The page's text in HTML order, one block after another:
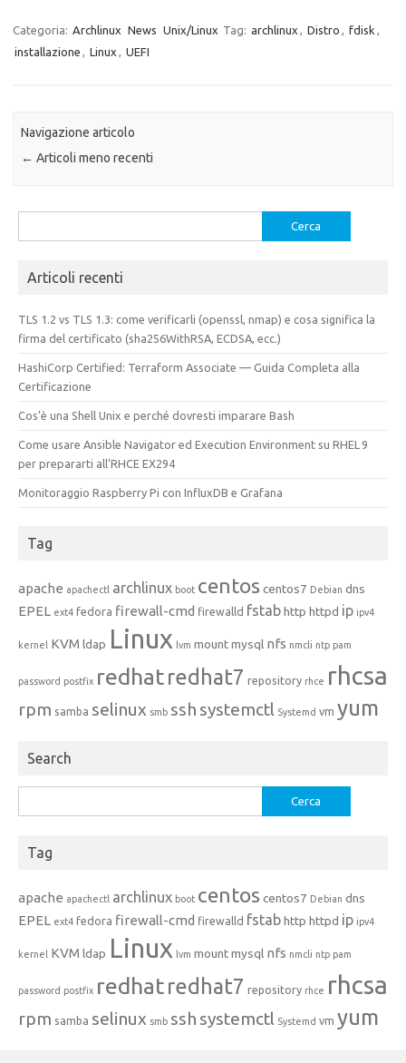
Categoria: Archlinux News Unix/Linux Tag: archlinux , Distro , fdisk ,
installazione , Linux , UEFI
Navigazione articolo
← Articoli meno recenti
per:
Articoli recenti
TLS 1.2 vs TLS 1.3: come verificarli (openssl, nmap) e cosa significa la
firma del certificato (sha256WithRSA, ECDSA, ecc.)
HashiCorp Certified: Terraform Associate — Guida Completa alla
Certificazione
Cos’è una Shell Unix e perché dovresti imparare Bash
Come usare Ansible Navigator ed Execution Environment su RHEL 9
per prepararti all’RHCE EX294
Monitoraggio Raspberry Pi con InfluxDB e Grafana
Tag
apache apachectl archlinux boot centoscentos7 Debian dns
EPEL ext4 fedora firewall-cmd firewalld fstabhttp httpd ip ipv4
kernel KVM ldap Linux lvm mountmysql nfs nmcli ntp pam
password postfix redhatredhat7 repository rhce rhcsa
rpm samba selinux smb ssh systemctl Systemd vm yum
Search
per:
Tag
apache apachectl archlinux boot centoscentos7 Debian dns
EPEL ext4 fedora firewall-cmd firewalld fstabhttp httpd ip ipv4
kernel KVM ldap Linux lvm mountmysql nfs nmcli ntp pam
password postfix redhatredhat7 repository rhce rhcsa
rpm samba selinux smb ssh systemctl Systemd vm yum